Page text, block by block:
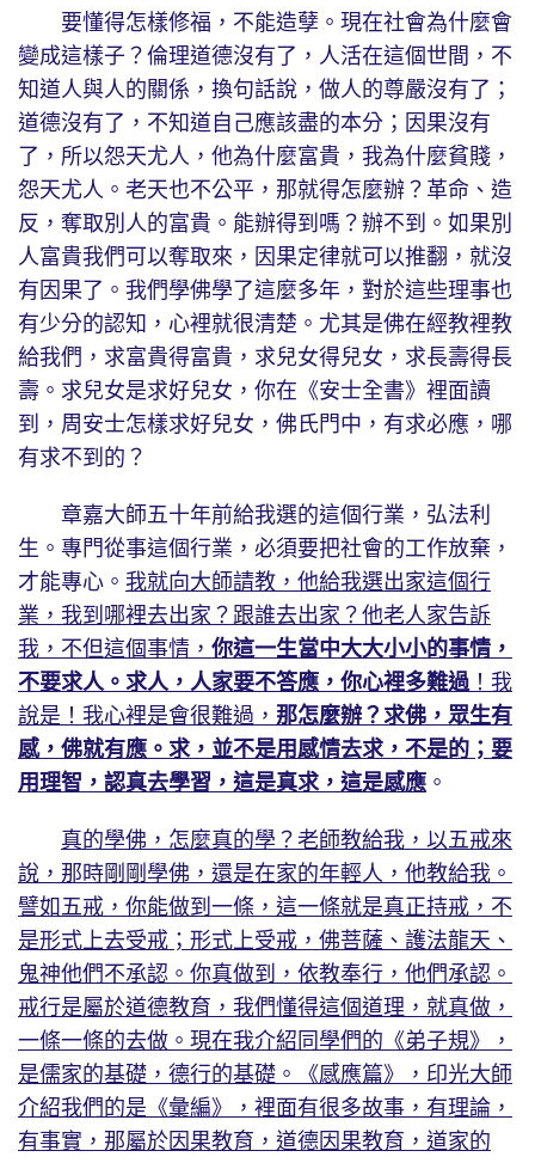
要懂得怎樣修福，不能造孽。現在社會為什麼會
變成這樣子？倫理道德沒有了，人活在這個世間，不
知道人與人的關係，換句話說，做人的尊嚴沒有了；
道德沒有了，不知道自己應該盡的本分；因果沒有
了，所以怨天尤人，他為什麼富貴，我為什麼貧賤，
怨天尤人。老天也不公平，那就得怎麼辦？革命、造
反，奪取別人的富貴。能辦得到嗎？辦不到。如果別
人富貴我們可以奪取來，因果定律就可以推翻，就沒
有因果了。我們學佛學了這麼多年，對於這些理事也
有少分的認知，心裡就很清楚。尤其是佛在經教裡教
給我們，求富貴得富貴，求兒女得兒女，求長壽得長
壽。求兒女是求好兒女，你在《安士全書》裡面讀
到，周安士怎樣求好兒女，佛氏門中，有求必應，哪
有求不到的？
章嘉大師五十年前給我選的這個行業，弘法利
生。專門從事這個行業，必須要把社會的工作放棄，
才能專心。 我就向大師請教，他給我選出家這個行
業，我到哪裡去出家？跟誰去出家？他老人家告訴
我，不但這個事情， 你這一生當中大大小小的事情，
不要求人。求人，人家要不答應，你心裡多難過！我
說是！我心裡是會很難過， 那怎麼辦？求佛，眾生有
感，佛就有應。求，並不是用感情去求，不是的；要
用理智，認真去學習，這是真求，這是感應 。
真的學佛，怎麼真的學？老師教給我，以五戒來
說，那時剛剛學佛，還是在家的年輕人，他教給我。
譬如五戒，你能做到一條，這一條就是真正持戒，不
是形式上去受戒；形式上受戒，佛菩薩、護法龍天、
鬼神他們不承認。你真做到，依教奉行，他們承認。
戒行是屬於道德教育，我們懂得這個道理，就真做，
一條一條的去做。現在我介紹同學們的《弟子規》，
是儒家的基礎，德行的基礎。《感應篇》，印光大師
介紹我們的是《彙編》，裡面有很多故事，有理論，
有事實，那屬於因果教育，道德因果教育，道家的